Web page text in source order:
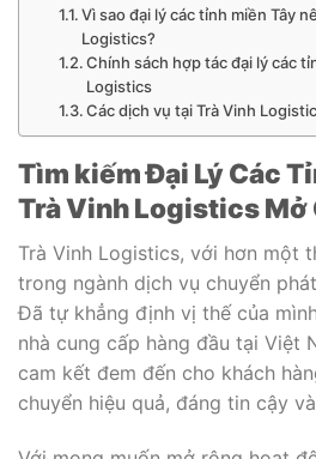
Vì sao đại lý các tỉnh miền Tây
Logistics?
Chính sách hợp tác đại lý các
Logistics
Các dịch vụ tại Trà Vinh
Tìm kiếm Đại Lý Các
Trà Vinh Logistics Mở
Trà Vinh Logistics, với hơn một
trong ngành dịch vụ chuyển
Đã tự khẳng định vị thế của
nhà cung cấp hàng đầu tại Việt
cam kết đem đến cho khách
chuyển hiệu quả, đáng tin cậy